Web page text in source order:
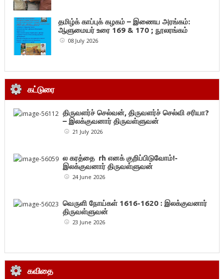
தமிழ்க் காப்புக் கழகம் – இணைய அரங்கம்:
ஆளுமையர் உரை 169 & 170 ; நூலரங்கம்
08 July 2026
கட்டுரை
திருவளர்ச் செல்வன், திருவளர்ச் செல்வி சரியா?
– இலக்குவனார் திருவள்ளுவன்
21 July 2026
ல கரத்தை rh எனக் குறிப்பிடுவோம்!-
இலக்குவனார் திருவள்ளுவன்
24 June 2026
வெருளி நோய்கள் 1616-1620 : இலக்குவனார்
திருவள்ளுவன்
23 June 2026
கவிதை